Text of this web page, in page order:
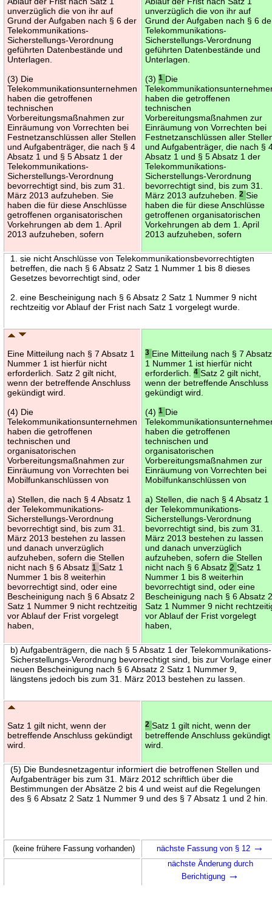
unverzüglich die von ihr auf
Grund der Aufgaben nach § 6 der
Telekommunikations-
Sicherstellungs-Verordnung
geführten Datenbestände und
Unterlagen.
(3) Die
Telekommunikationsunternehmen
haben die getroffenen
technischen
Vorbereitungsmaßnahmen zur
Einräumung von Vorrechten bei
Festnetzanschlüssen aller Stellen
und Aufgabenträger, die nach § 4
Absatz 1 und § 5 Absatz 1 der
Telekommunikations-
Sicherstellungs-Verordnung
bevorrechtigt sind, bis zum 31.
März 2013 aufzuheben. Sie
haben die für diese Anschlüsse
getroffenen organisatorischen
Vorkehrungen ab dem 1. April
2013 aufzuheben, sofern
unverzüglich die von ihr auf
Grund der Aufgaben nach § 6
Telekommunikations-
Sicherstellungs-Verordnung
geführten Datenbestände und
Unterlagen.
(3)1 Die
haben die getroffenen
technischen
Vorbereitungsmaßnahmen zur
Einräumung von Vorrechten bei
Festnetzanschlüssen aller
und Aufgabenträger, die nach §
Absatz 1 und § 5 Absatz 1 der
Telekommunikations-
Sicherstellungs-Verordnung
bevorrechtigt sind, bis zum 31.
März 2013 aufzuheben.2 Sie
haben die für diese Anschlüsse
getroffenen organisatorischen
Vorkehrungen ab dem 1. April
2013 aufzuheben, sofern
1. sie nicht Anschlüsse von Telekommunikationsbevorrechtigten
betreffen, die nach § 6 Absatz 2 Satz 1 Nummer 1 bis 8 dieses
Gesetzes bevorrechtigt sind, oder
2. eine Bescheinigung nach § 6 Absatz 2 Satz 1 Nummer 9 nicht
rechtzeitig vor Ablauf der Frist nach Satz 1 vorgelegt wurde.
Eine Mitteilung nach § 7 Absatz 1
Nummer 1 ist hierfür nicht
erforderlich. Satz 2 gilt nicht,
wenn der betreffende Anschluss
gekündigt wird.
(4) Die
Telekommunikationsunternehmen
haben die getroffenen
technischen und
organisatorischen
Vorbereitungsmaßnahmen zur
Einräumung von Vorrechten bei
Mobilfunkanschlüssen von
a) Stellen, die nach § 4 Absatz 1
der Telekommunikations-
Sicherstellungs-Verordnung
bevorrechtigt sind, bis zum 31.
März 2013 bestehen zu lassen
und danach unverzüglich
aufzuheben, sofern die Stellen
nicht nach § 6 Absatz 1Satz 1
Nummer 1 bis 8 weiterhin
bevorrechtigt sind, oder eine
Bescheinigung nach § 6 Absatz 2
Satz 1 Nummer 9 nicht rechtzeitig
vor Ablauf der Frist vorgelegt
haben,
3 Eine Mitteilung nach § 7 Absatz
1 Nummer 1 ist hierfür nicht
erforderlich.4 Satz 2 gilt nicht,
wenn der betreffende Anschluss
gekündigt wird.
(4)1 Die
haben die getroffenen
technischen und
organisatorischen
Vorbereitungsmaßnahmen zur
Einräumung von Vorrechten bei
Mobilfunkanschlüssen von
a) Stellen, die nach § 4 Absatz 1
der Telekommunikations-
Sicherstellungs-Verordnung
bevorrechtigt sind, bis zum 31.
März 2013 bestehen zu lassen
und danach unverzüglich
aufzuheben, sofern die Stellen
nicht nach § 6 Absatz 2Satz 1
Nummer 1 bis 8 weiterhin
bevorrechtigt sind, oder eine
Bescheinigung nach § 6 Absatz
Satz 1 Nummer 9 nicht
vor Ablauf der Frist vorgelegt
haben,
b) Aufgabenträgern, die nach § 5 Absatz 1 der Telekommunikations-
Sicherstellungs-Verordnung bevorrechtigt sind, bis zur Vorlage einer
neuen Bescheinigung nach § 6 Absatz 2 Satz 1 Nummer 9,
längstens jedoch bis zum 31. März 2013 bestehen zu lassen.
Satz 1 gilt nicht, wenn der
betreffende Anschluss gekündigt
wird.
2 Satz 1 gilt nicht, wenn der
betreffende Anschluss gekündigt
wird.
(5) Die Bundesnetzagentur informiert die betroffenen Stellen und
Aufgabenträger bis zum 31. März 2012 schriftlich über die
Bestimmungen der Absätze 2 bis 4 und weist auf die Regelungen
des § 6 Absatz 2 Satz 1 Nummer 9 und des § 7 Absatz 1 und 2 hin.
(keine frühere Fassung vorhanden) nächste Fassung von § 12 →
nächste Änderung durch
Berichtigung →